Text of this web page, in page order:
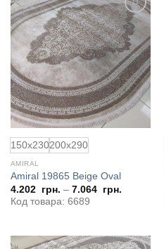
Добавить
в
избранное
150x230200x290
AMIRAL
Amiral 19865 Beige Oval
4.202 грн. – 7.064 грн.
Код товара: 6689